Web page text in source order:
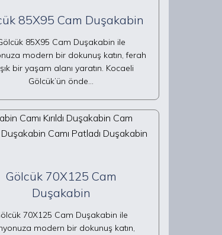
85X95 Cam Duşakabin
85X95 Cam Duşakabin ile
modern bir dokunuş katın, ferah
bir yaşam alanı yaratın. Kocaeli
Gölcük’ün önde…
Gölcük 70X125 Cam
Duşakabin
70X125 Cam Duşakabin ile
modern bir dokunuş katın,